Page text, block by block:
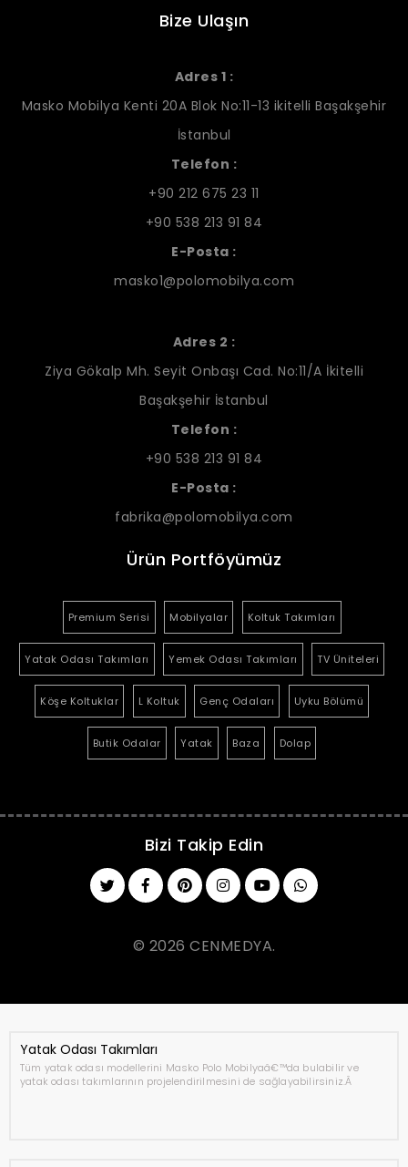
Bize Ulaşın
Adres 1 :
Masko Mobilya Kenti 20A Blok No:11-13 ikitelli Başakşehir
İstanbul
Telefon :
+90 212 675 23 11
+90 538 213 91 84
E-Posta :
masko1@polomobilya.com
Adres 2 :
Ziya Gökalp Mh. Seyit Onbaşı Cad. No:11/A İkitelli
Başakşehir İstanbul
Telefon :
+90 538 213 91 84
E-Posta :
fabrika@polomobilya.com
Ürün Portföyümüz
Premium Serisi Mobilyalar Koltuk Takımları
Yatak Odası Takımları Yemek Odası Takımları TV Üniteleri
Köşe Koltuklar L Koltuk Genç Odaları Uyku Bölümü
Butik Odalar Yatak Baza Dolap
Bizi Takip Edin
© 2026 CENMEDYA.
Yatak Odası Takımları
Tüm yatak odası modellerini Masko Polo Mobilyaâ€™da bulabilir ve
yatak odası takımlarının projelendirilmesini de sağlayabilirsiniz.Â